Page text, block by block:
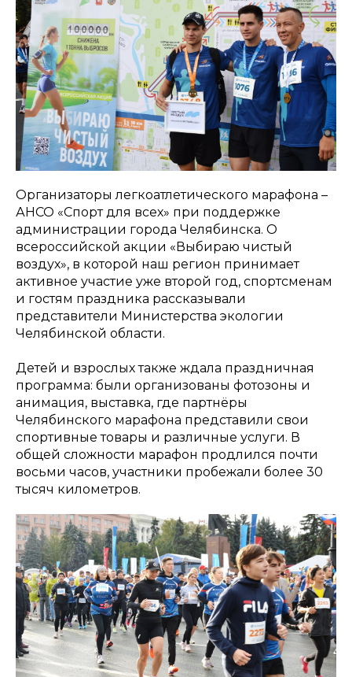
Организаторы легкоатлетического марафона –
АНСО «Спорт для всех» при поддержке
администрации города Челябинска. О
всероссийской акции «Выбираю чистый
воздух», в которой наш регион принимает
активное участие уже второй год, спортсменам
и гостям праздника рассказывали
представители Министерства экологии
Челябинской области.
Детей и взрослых также ждала праздничная
программа: были организованы фотозоны и
анимация, выставка, где партнёры
Челябинского марафона представили свои
спортивные товары и различные услуги. В
общей сложности марафон продлился почти
восьми часов, участники пробежали более 30
тысяч километров.